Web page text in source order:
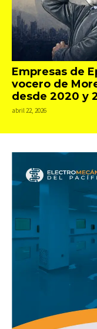
Empresas de
vocero de
desde 2020 y
abril 22, 2026